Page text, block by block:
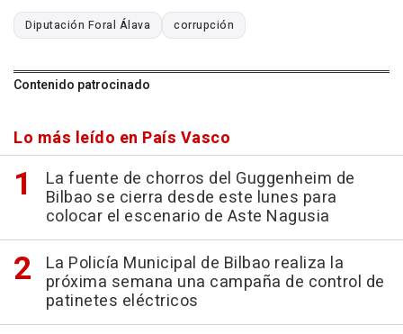
Diputación Foral Álava corrupción
Contenido patrocinado
Lo más leído en País Vasco
La fuente de chorros del Guggenheim de
Bilbao se cierra desde este lunes para
colocar el escenario de Aste Nagusia
La Policía Municipal de Bilbao realiza la
próxima semana una campaña de control de
patinetes eléctricos